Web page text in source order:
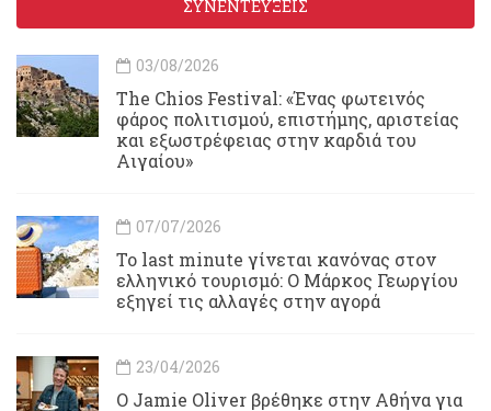
ΣΥΝΕΝΤΕΥΞΕΙΣ
03/08/2026
Τhe Chios Festival: «Ένας φωτεινός
φάρος πολιτισμού, επιστήμης, αριστείας
και εξωστρέφειας στην καρδιά του
Αιγαίου»
07/07/2026
Το last minute γίνεται κανόνας στον
ελληνικό τουρισμό: Ο Μάρκος Γεωργίου
εξηγεί τις αλλαγές στην αγορά
23/04/2026
Ο Jamie Oliver βρέθηκε στην Αθήνα για